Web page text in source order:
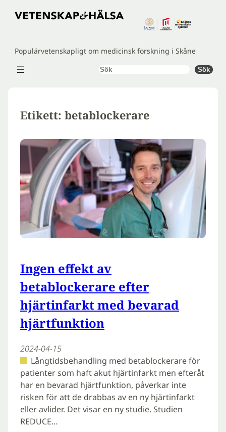
Hoppa
Populärvetenskapligt om medicinsk forskning i Skåne
Sök Sök
Etikett: betablockerare
Ingen effekt av
betablockerare efter
hjärtinfarkt med bevarad
hjärtfunktion
2024-04-15
Långtidsbehandling med betablockerare för
patienter som haft akut hjärtinfarkt men efteråt
har en bevarad hjärtfunktion, påverkar inte
risken för att de drabbas av en ny hjärtinfarkt
eller avlider. Det visar en ny studie. Studien
REDUCE…